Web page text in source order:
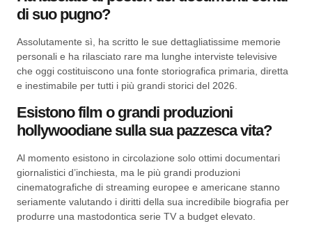
di suo pugno?
Assolutamente sì, ha scritto le sue dettagliatissime memorie
personali e ha rilasciato rare ma lunghe interviste televisive
che oggi costituiscono una fonte storiografica primaria, diretta
e inestimabile per tutti i più grandi storici del 2026.
Esistono film o grandi produzioni
hollywoodiane sulla sua pazzesca vita?
Al momento esistono in circolazione solo ottimi documentari
giornalistici d’inchiesta, ma le più grandi produzioni
cinematografiche di streaming europee e americane stanno
seriamente valutando i diritti della sua incredibile biografia per
produrre una mastodontica serie TV a budget elevato.